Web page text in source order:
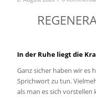
In der Ruhe liegt die
Ganz sicher haben wir es
Sprichwort zu tun.
als man es sich vorstellen